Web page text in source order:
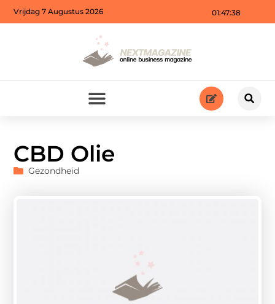
01:47:40
Vrijdag 7 Augustus 2026
CBD Olie
Gezondheid